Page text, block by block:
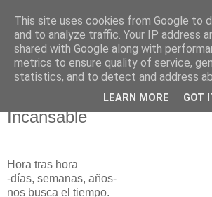
El pisapapeles de
Páginas de un escritor rural
lunes, 4 de enero de 2021
Incansable
Hora tras hora
-días, semanas, años-
nos busca el tiempo.
This site uses cookies from Google to
and to analyze traffic. Your IP address
shared with Google along with
metrics to ensure quality of service,
statistics, and to detect and address
LEARN MORE GOT